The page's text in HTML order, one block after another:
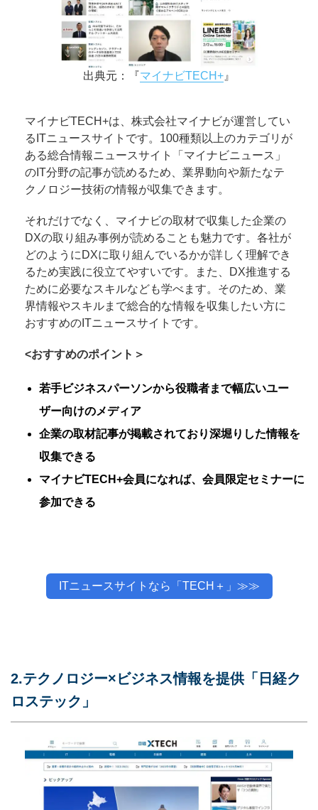
出典元：『マイナビTECH+ 』
マイナビTECH+は、株式会社マイナビが運営してい
るITニュースサイトです。100種類以上のカテゴリが
ある総合情報ニュースサイト「マイナビニュース」
のIT分野の記事が読めるため、業界動向や新たなテ
クノロジー技術の情報が収集できます。
それだけでなく、マイナビの取材で収集した企業の
DXの取り組み事例が読めることも魅力です。各社が
どのようにDXに取り組んでいるかが詳しく理解でき
るため実践に役立てやすいです。また、DX推進する
ために必要なスキルなども学べます。そのため、業
界情報やスキルまで総合的な情報を収集したい方に
おすすめのITニュースサイトです。
<おすすめのポイント＞
若手ビジネスパーソンから役職者まで幅広いユー
ザー向けのメディア
企業の取材記事が掲載されており深堀りした情報を
収集できる
マイナビTECH+会員になれば、会員限定セミナーに
参加できる
ITニュースサイトなら「TECH＋」≫≫
2.テクノロジー×ビジネス情報を提供「日経ク
ロステック」